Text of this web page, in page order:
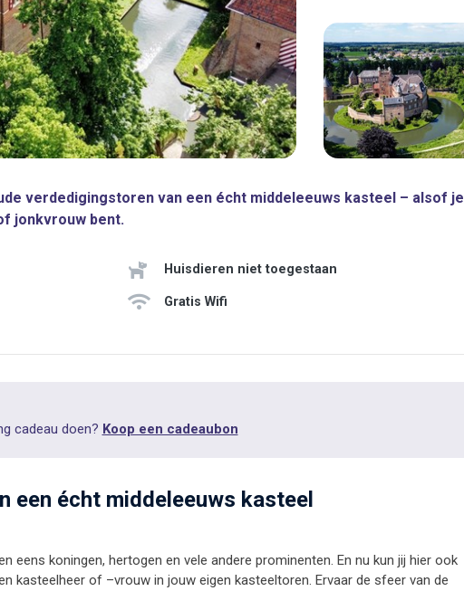
verdedigingstoren van een écht middeleeuws kasteel – alsof je
jonkvrouw bent.
Huisdieren niet toegestaan
Gratis Wifi
cadeau doen? Koop een cadeaubon
een écht middeleeuws kasteel
eens koningen, hertogen en vele andere prominenten. En nu kun jij hier ook
kasteelheer of –vrouw in jouw eigen kasteeltoren. Ervaar de sfeer van de